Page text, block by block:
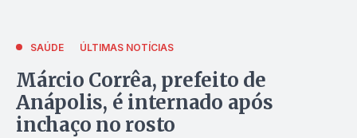
SAÚDE ÚLTIMAS NOTÍCIAS
Márcio Corrêa, prefeito de
Anápolis, é internado após
inchaço no rosto